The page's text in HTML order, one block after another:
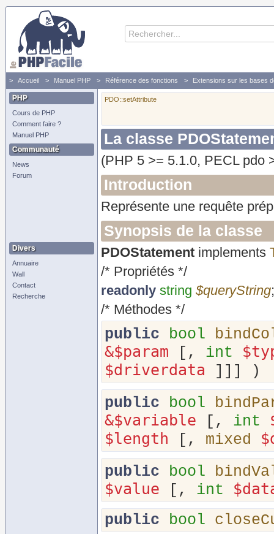
Accueil Manuel PHP Référence des fonctions Extensions sur les bases
PHP
Cours de PHP
Comment faire ?
Manuel PHP
Communauté
News
Forum
Divers
Annuaire
Wall
Contact
Recherche
PDO::setAttribute
La classe
(PHP 5 >= 5.1.0, PECL pdo
Introduction
Représente une requête
Synopsis de la classe
PDOStatement implements
/* Propriétés */
readonly string $queryString;
/* Méthodes */
public bool
&$param [, int
$driverdata ]]] )
public
bool
&$variable [, int
$length [, mixed
public bool
$value [, int
public bool